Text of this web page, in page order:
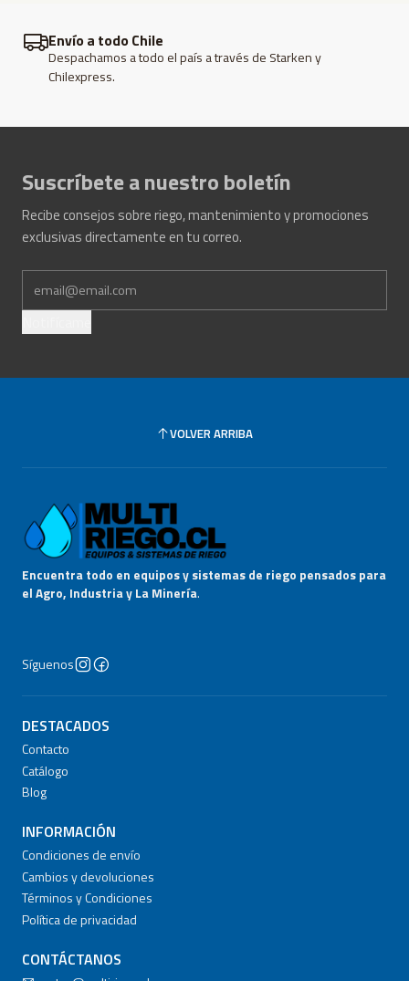
Envío a todo Chile
Despachamos a todo el país a través de Starken y
Chilexpress.
Suscríbete a nuestro boletín
Recibe consejos sobre riego, mantenimiento y promociones
exclusivas directamente en tu correo.
VOLVER ARRIBA
Encuentra todo en equipos y sistemas de riego pensados para
el Agro, Industria y La Minería.
Síguenos
DESTACADOS
Contacto
Catálogo
Blog
INFORMACIÓN
Condiciones de envío
Cambios y devoluciones
Términos y Condiciones
Política de privacidad
CONTÁCTANOS